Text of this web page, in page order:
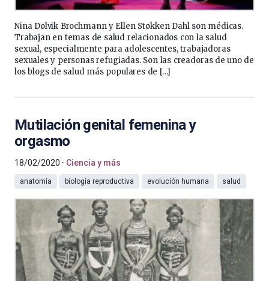
Nina Dølvik Brochmann y Ellen Støkken Dahl son médicas.
Trabajan en temas de salud relacionados con la salud
sexual, especialmente para adolescentes, trabajadoras
sexuales y personas refugiadas. Son las creadoras de uno de
los blogs de salud más populares de […]
Mutilación genital femenina y
orgasmo
18/02/2020 Ciencia y más
anatomía biología reproductiva evolución humana salud